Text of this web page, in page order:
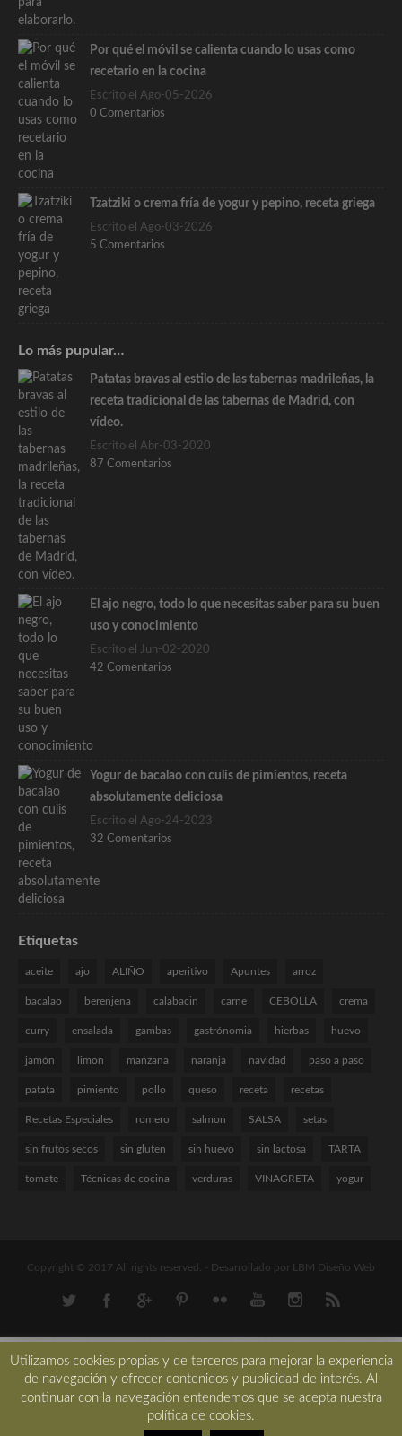
Por qué el móvil se calienta cuando lo usas como
recetario en la cocina
Escrito el Ago-05-2026
0 Comentarios
Tzatziki o crema fría de yogur y pepino, receta griega
Escrito el Ago-03-2026
5 Comentarios
Lo más pupular…
Patatas bravas al estilo de las tabernas madrileñas, la
receta tradicional de las tabernas de Madrid, con
vídeo.
Escrito el Abr-03-2020
87 Comentarios
El ajo negro, todo lo que necesitas saber para su buen
uso y conocimiento
Escrito el Jun-02-2020
42 Comentarios
Yogur de bacalao con culis de pimientos, receta
absolutamente deliciosa
Escrito el Ago-24-2023
32 Comentarios
Etiquetas
aceite ajo ALIÑO aperitivo Apuntes arroz
bacalao berenjena calabacin carne CEBOLLA crema
curry ensalada gambas gastrónomia hierbas huevo
jamón limon manzana naranja navidad paso a paso
patata pimiento pollo queso receta recetas
Recetas Especiales romero salmon SALSA setas
sin frutos secos sin gluten sin huevo sin lactosa TARTA
tomate Técnicas de cocina verduras VINAGRETA yogur
Copyright © 2017 All rights reserved. - Desarrollado por LBM Diseño Web
Utilizamos cookies propias y de terceros para mejorar la experiencia
de navegación y ofrecer contenidos y publicidad de interés. Al
continuar con la navegación entendemos que se acepta nuestra
política de cookies.